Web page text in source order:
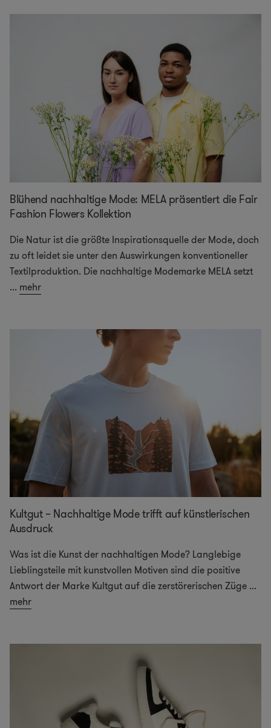
Blühend nachhaltige Mode: MELA präsentiert die Fair
Fashion Flowers Kollektion
Die Natur ist die größte Inspirationsquelle der Mode, doch
zu oft leidet sie unter den Auswirkungen konventioneller
Textilproduktion. Die nachhaltige Modemarke MELA setzt
... mehr
Kultgut – Nachhaltige Mode trifft auf künstlerischen
Ausdruck
Was ist die Kunst der nachhaltigen Mode? Langlebige
Lieblingsteile mit kunstvollen Motiven sind die positive
Antwort der Marke Kultgut auf die zerstörerischen Züge ...
mehr